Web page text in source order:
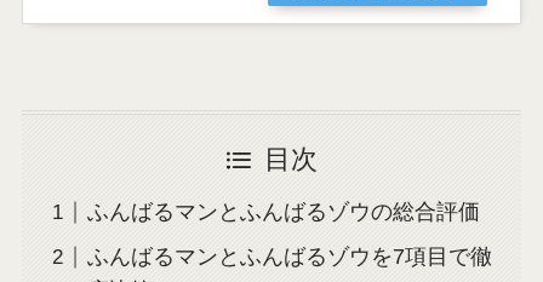
目次
ふんばるマンとふんばるゾウの総合評価
ふんばるマンとふんばるゾウを7項目で徹